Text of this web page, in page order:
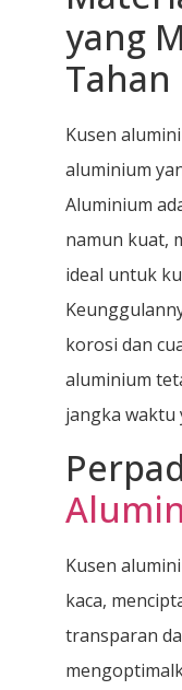
yang
Tahan
Kusen
aluminium
Aluminium
namun kuat,
ideal untuk
korosi dan
aluminium
jangka waktu
Kusen
kaca,
transparan